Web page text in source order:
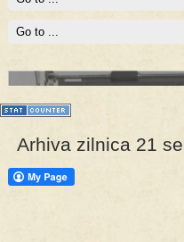
PRESA
Permise pentru vânătoarea
Prima mea carte publicata
Averea Presedintelui: prima
conturi secrete ale Securitatii.
Arhiva zilnica 21